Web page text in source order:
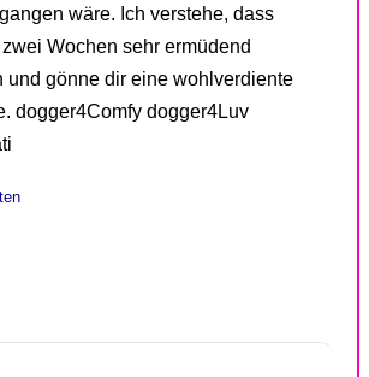
wäre. Ich verstehe, dass
Wochen sehr ermüdend
und gönne dir eine wohlverdiente
dogger4Comfy dogger4Luv